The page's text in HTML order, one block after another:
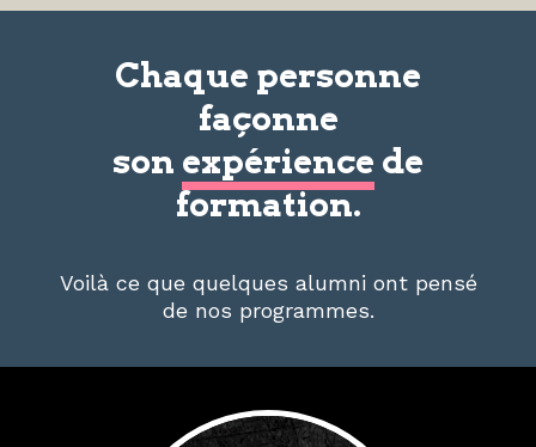
Chaque personne
façonne
son expérience de
formation.
Voilà ce que quelques alumni ont pensé
de nos programmes.